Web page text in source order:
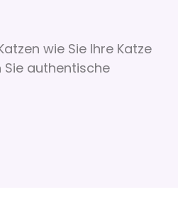
wie Sie Ihre Katze
Sie authentische